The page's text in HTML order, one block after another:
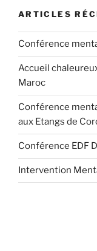
ARTICLES
Conférence
Accueil
Maroc
Conférence
aux Etangs de
Conférence EDF
Intervention